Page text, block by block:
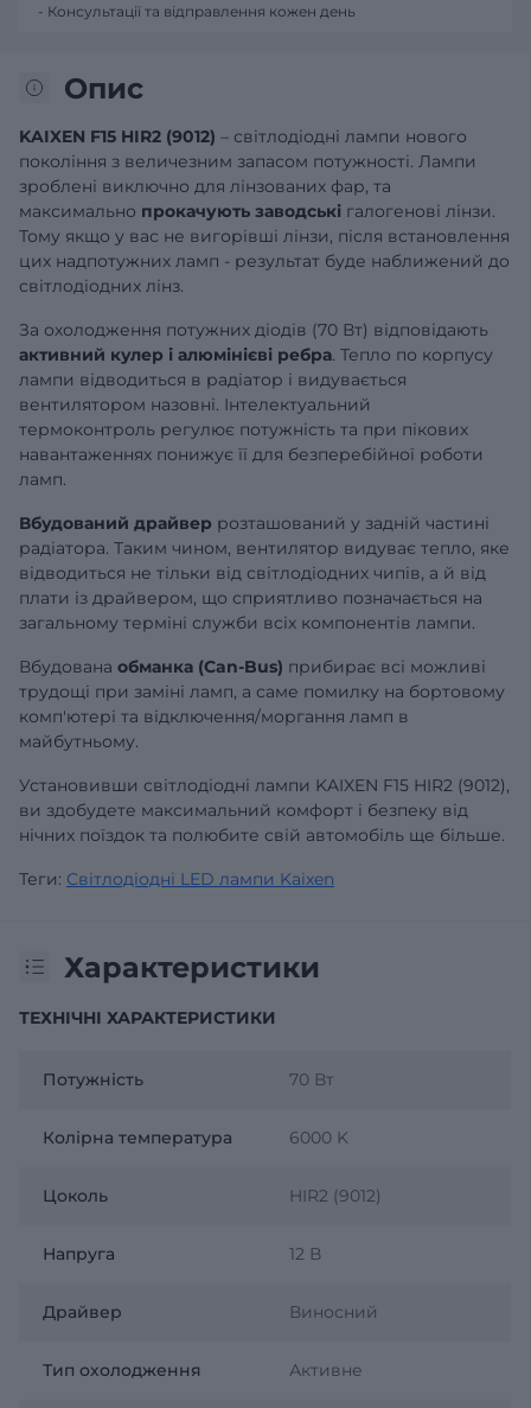
Опис
KAIXEN F15 HIR2 (9012) – світлодіодні лампи нового
покоління з величезним запасом потужності. Лампи
зроблені виключно для лінзованих фар, та
максимально прокачують заводські галогенові лінзи.
Тому якщо у вас не вигорівші лінзи, після встановлення
цих надпотужних ламп - результат буде наближений до
світлодіодних лінз.
За охолодження потужних діодів (70 Вт) відповідають
активний кулер і алюмінієві ребра. Тепло по корпусу
лампи відводиться в радіатор і видувається
вентилятором назовні. Інтелектуальний
термоконтроль регулює потужність та при пікових
навантаженнях понижує її для безперебійної роботи
ламп.
Вбудований драйвер розташований у задній частині
радіатора. Таким чином, вентилятор видуває тепло, яке
відводиться не тільки від світлодіодних чипів, а й від
плати із драйвером, що сприятливо позначається на
загальному терміні служби всіх компонентів лампи.
Вбудована обманка (Can-Bus) прибирає всі можливі
трудощі при заміні ламп, а саме помилку на бортовому
комп'ютері та відключення/моргання ламп в
майбутньому.
Установивши світлодіодні лампи KAIXEN F15 HIR2 (9012),
ви здобудете максимальний комфорт і безпеку від
нічних поїздок та полюбите свій автомобіль ще більше.
Теги: Світлодіодні LED лампи Kaixen
Характеристики
ТЕХНІЧНІ ХАРАКТЕРИСТИКИ
Потужність 70 Вт
Колірна температура 6000 K
Цоколь HIR2 (9012)
Напруга 12 В
Драйвер Виносний
Тип охолодження Активне
- Консультації та відправлення кожен день